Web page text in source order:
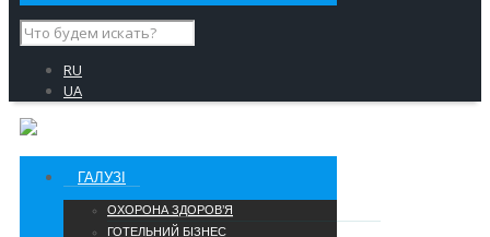
RU
UA
ГАЛУЗІ
ОХОРОНА ЗДОРОВ’Я
ГОТЕЛЬНИЙ БІЗНЕС